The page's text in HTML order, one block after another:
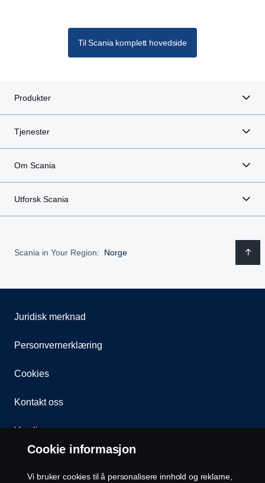
Til Scania komplett hovedside
Produkter
Tjenester
Om Scania
Utforsk Scania
Scania in Your Region: Norge
Juridisk merknad
Personvernerklæring
Cookies
Kontakt oss
Varsling
Cookie informasjon
Vi bruker cookies til å personalisere innhold og reklame,